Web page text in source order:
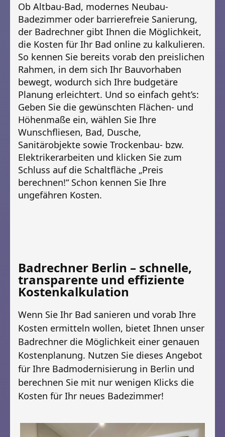
Ob Altbau-Bad, modernes Neubau-
Badezimmer oder barrierefreie Sanierung,
der Badrechner gibt Ihnen die Möglichkeit,
die Kosten für Ihr Bad online zu kalkulieren.
So kennen Sie bereits vorab den preislichen
Rahmen, in dem sich Ihr Bauvorhaben
bewegt, wodurch sich Ihre budgetäre
Planung erleichtert. Und so einfach geht’s:
Geben Sie die gewünschten Flächen- und
Höhenmaße ein, wählen Sie Ihre
Wunschfliesen, Bad, Dusche,
Sanitärobjekte sowie Trockenbau- bzw.
Elektrikerarbeiten und klicken Sie zum
Schluss auf die Schaltfläche „Preis
berechnen!“ Schon kennen Sie Ihre
ungefähren Kosten.
Badrechner Berlin – schnelle,
transparente und effiziente
Kostenkalkulation
Wenn Sie Ihr Bad sanieren und vorab Ihre
Kosten ermitteln wollen, bietet Ihnen unser
Badrechner die Möglichkeit einer genauen
Kostenplanung. Nutzen Sie dieses Angebot
für Ihre Badmodernisierung in Berlin und
berechnen Sie mit nur wenigen Klicks die
Kosten für Ihr neues Badezimmer!